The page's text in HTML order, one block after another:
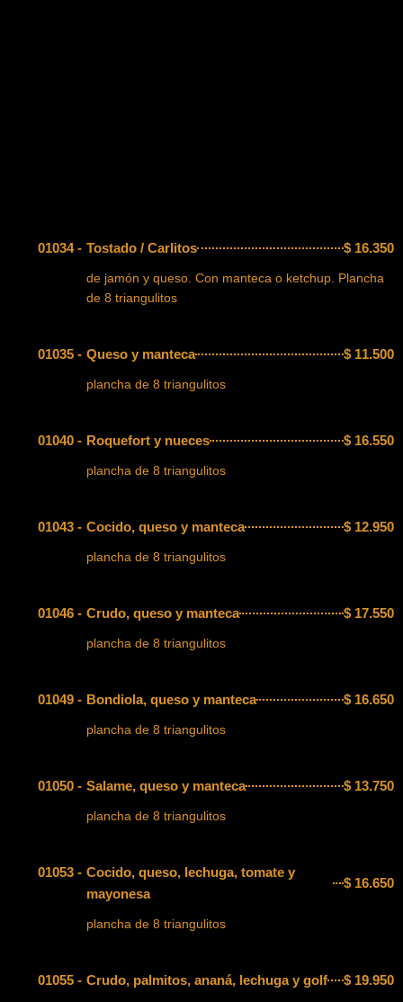
01034 - Tostado / Carlitos $16.350
de jamón y queso. Con manteca o ketchup. Plancha
de 8 triangulitos
01035 - Queso y manteca $11.500
plancha de 8 triangulitos
01040 - Roquefort y nueces $16.550
plancha de 8 triangulitos
01043 - Cocido, queso y manteca $12.950
plancha de 8 triangulitos
01046 - Crudo, queso y manteca $17.550
plancha de 8 triangulitos
01049 - Bondiola, queso y manteca $16.650
plancha de 8 triangulitos
01050 - Salame, queso y manteca $13.750
plancha de 8 triangulitos
01053 - Cocido, queso, lechuga, tomate y
mayonesa
$16.650
plancha de 8 triangulitos
01055 - Crudo, palmitos, ananá, lechuga y golf $19.950